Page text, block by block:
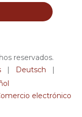
reservados.
| Deutsch
|
electrónico